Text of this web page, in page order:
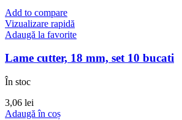
Add to compare
Vizualizare rapidă
Adaugă la favorite
Lame cutter, 18 mm, set 10 bucati
În stoc
3,06 lei
Adaugă în coș